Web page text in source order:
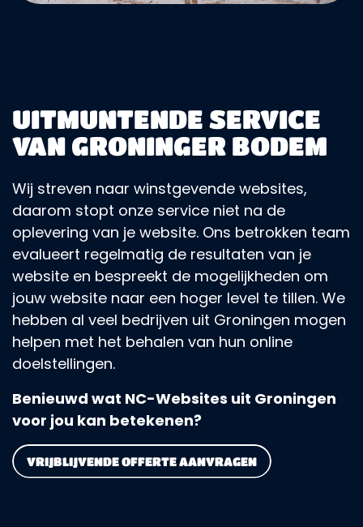
UITMUNTENDE SERVICE
VAN GRONINGER BODEM
Wij streven naar winstgevende websites,
daarom stopt onze service niet na de
oplevering van je website. Ons betrokken team
evalueert regelmatig de resultaten van je
website en bespreekt de mogelijkheden om
jouw website naar een hoger level te tillen. We
hebben al veel bedrijven uit Groningen mogen
helpen met het behalen van hun online
doelstellingen.
Benieuwd wat NC-Websites uit Groningen
voor jou kan betekenen?
VRIJBLIJVENDE OFFERTE AANVRAGEN